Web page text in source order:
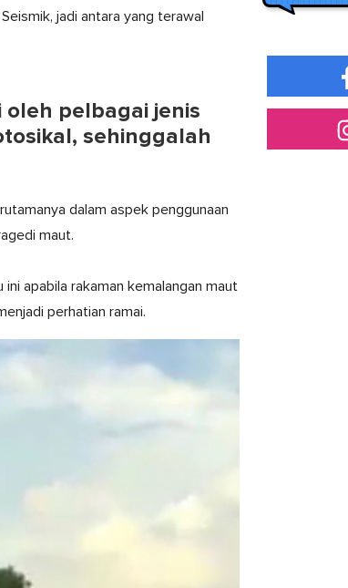
Seismik, jadi antara yang terawal
pelbagai jenis
sehinggalah
dalam aspek penggunaan
maut.
apabila rakaman kemalangan maut
perhatian ramai.